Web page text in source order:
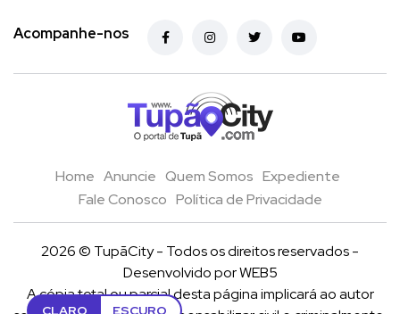
CLARO ESCURO
Acompanhe-nos
Home Anuncie Quem Somos Expediente
Fale Conosco Política de Privacidade
2026 © TupãCity - Todos os direitos reservados -
Desenvolvido porWEB5
A cópia total ou parcial desta página implicará ao autor